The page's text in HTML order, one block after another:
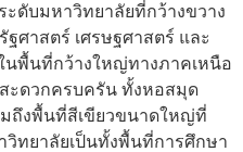
ะดับมหาวิทยาลัยที่กว้างขวาง
ศาสตร์ เศรษฐศาสตร์ และ
นพื้นที่กว้างใหญ่ทางภาคเหนือ
ะดวกครบครัน ทั้งหอสมุด
มถึงพื้นที่สีเขียวขนาดใหญ่ที่
ทยาลัยเป็นทั้งพื้นที่การศึกษา